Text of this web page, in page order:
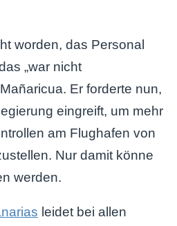
worden, das Personal
„war nicht
Er forderte nun,
eingreift, um mehr
am Flughafen von
Nur damit könne
werden.
leidet bei allen